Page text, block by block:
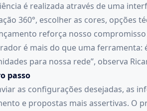
é realizada através de uma
360°, escolher as cores, opções
reforça nosso
é mais do que uma ferramenta:
para nossa rede”, observa
passo
as configurações desejadas, as
e propostas mais assertivas. O